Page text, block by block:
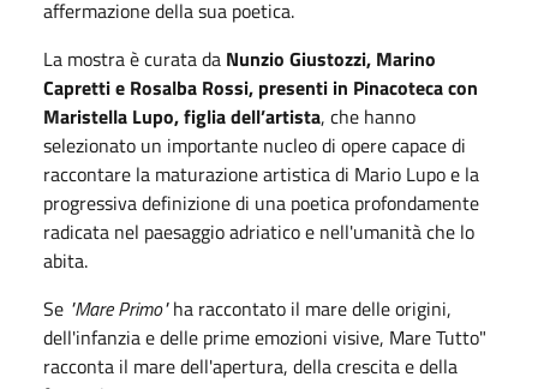
affermazione della sua poetica.
La mostra è curata da Nunzio Giustozzi, Marino
Capretti e Rosalba Rossi, presenti in Pinacoteca con
Maristella Lupo, figlia dell’artista, che hanno
selezionato un importante nucleo di opere capace di
raccontare la maturazione artistica di Mario Lupo e la
progressiva definizione di una poetica profondamente
radicata nel paesaggio adriatico e nell'umanità che lo
abita.
Se "Mare Primo"ha raccontato il mare delle origini,
dell'infanzia e delle prime emozioni visive, Mare Tutto"
racconta il mare dell'apertura, della crescita e della